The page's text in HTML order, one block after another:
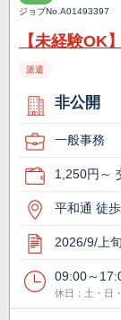
ジョブNo.A01493397
【未経験OK
派遣
非公開
一般事務
1,250円～
平和通 徒
2026/9/上
09:00～
休日：土・日